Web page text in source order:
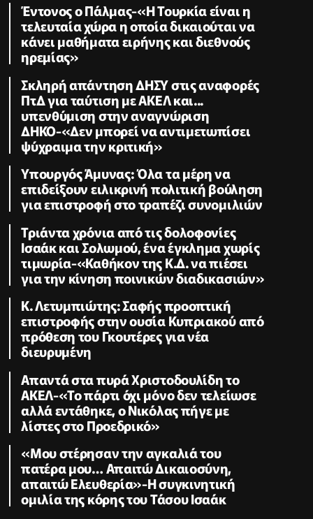
Έντονος ο Πάλμας-«Η Τουρκία είναι η
τελευταία χώρα η οποία δικαιούται να
κάνει μαθήματα ειρήνης και διεθνούς
ηρεμίας»
Σκληρή απάντηση ΔΗΣΥ στις αναφορές
ΠτΔ για ταύτιση με ΑΚΕΛ και...
υπενθύμιση στην αναγνώριση
ΔΗΚΟ-«Δεν μπορεί να αντιμετωπίσει
ψύχραιμα την κριτική»
Υπουργός Άμυνας: Όλα τα μέρη να
επιδείξουν ειλικρινή πολιτική βούληση
για επιστροφή στο τραπέζι συνομιλιών
Τριάντα χρόνια από τις δολοφονίες
Ισαάκ και Σολωμού, ένα έγκλημα χωρίς
τιμωρία-«Καθήκον της Κ.Δ. να πιέσει
για την κίνηση ποινικών διαδικασιών»
K. Λετυμπιώτης: Σαφής προοπτική
επιστροφής στην ουσία Κυπριακού από
πρόθεση του Γκουτέρες για νέα
διευρυμένη
Απαντά στα πυρά Χριστοδουλίδη το
ΑΚΕΛ-«Το πάρτι όχι μόνο δεν τελείωσε
αλλά εντάθηκε, ο Νικόλας πήγε με
λίστες στο Προεδρικό»
«Μου στέρησαν την αγκαλιά του
πατέρα μου… Απαιτώ Δικαιοσύνη,
απαιτώ Ελευθερία»-Η συγκινητική
ομιλία της κόρης του Τάσου Ισαάκ